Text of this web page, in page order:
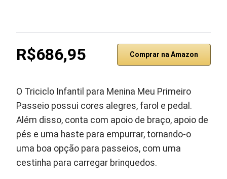
R$686,95 Comprar na Amazon
O Triciclo Infantil para Menina Meu Primeiro
Passeio possui cores alegres, farol e pedal.
Além disso, conta com apoio de braço, apoio de
pés e uma haste para empurrar, tornando-o
uma boa opção para passeios, com uma
cestinha para carregar brinquedos.